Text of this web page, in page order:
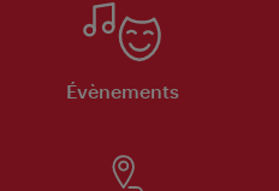
Évènements